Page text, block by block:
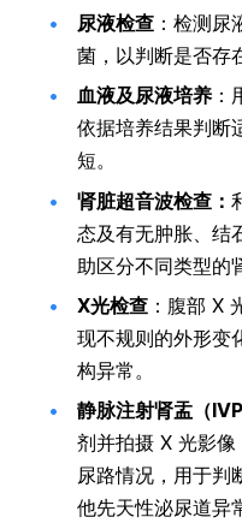
尿液检查 ：检测
菌，以判断是否存
血液及尿液培养
依据培养结果判断
短。
肾脏超音波检查：
态及有无肿胀、结
助区分不同类型的
X光检查 ：腹部 X
现不规则的外形变
构异常。
静脉注射肾盂（IVP
剂并拍摄 X 光影
尿路情况，用于判
他先天性泌尿道异